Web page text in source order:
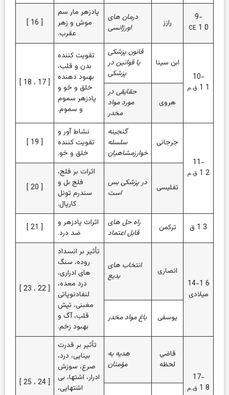
9-
1 0
CE رازز
درمان های
اورژانسی
پادزهر مار سم
موش و زهر
عقرب.
[
16
]
10-
1 1 ق.م
ابن سینا
قانون پزشکی
یا قوانین در
پزشکی
تقویت کننده
بدن و قلب،
بهبود دهنده
خلق و خو و
پادزهر سموم
و سموم.
[
17 ، 18
]
هروی
حقایقی در
مورد مواد
مخدر
11-
1 2 ق.م
جرجانی
گنجینه
سلسله
خوارزمشاهیان
نشاط آور و
تقویت کننده
خلق و خو.
[
19
]
تفلیسی
در پزشکی بس
است
اثرات بر فلج،
فلج بل و
سندرم تونل
کارپال.
[
20
]
1 3 ق ترکمن
راه حل های
قابل اعتماد
اثرات پادزهر و
ضد درد.
[
21
]
14-1 6
میلادی
انصاری
انتخاب های
بدیع
تأثیر بر انسداد
روده، سنگ
های ادراری،
درد معده،
لنفادنوپاتی
مغبنی، تپش
قلب، آگ و
بهبود زخم.
[
22 ، 23
]
یوسفی باغ مواد مخدر
17-
1 8 ق.م
قاضی
لحظه
هدیه به
مؤمنان
تأثیر بر قدرت
بینایی، درد،
صرع، سوزش
ادرار، اشتها، بی
اشتهایی،
[
24 ، 25
]